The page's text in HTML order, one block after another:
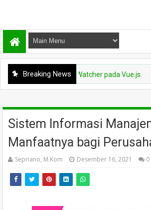
Breaking News
WEB1 Watcher pada Vue.js.
Sistem Informasi
Manfaatnya bagi
Sepriano, M.Kom Desember 16, 2021 0